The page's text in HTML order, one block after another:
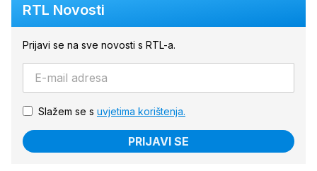
RTL Novosti
Prijavi se na sve novosti s RTL-a.
Slažem se s uvjetima korištenja.
PRIJAVI SE